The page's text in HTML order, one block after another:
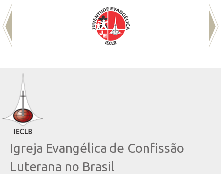
Igreja Evangélica de Confissão
Luterana no Brasil